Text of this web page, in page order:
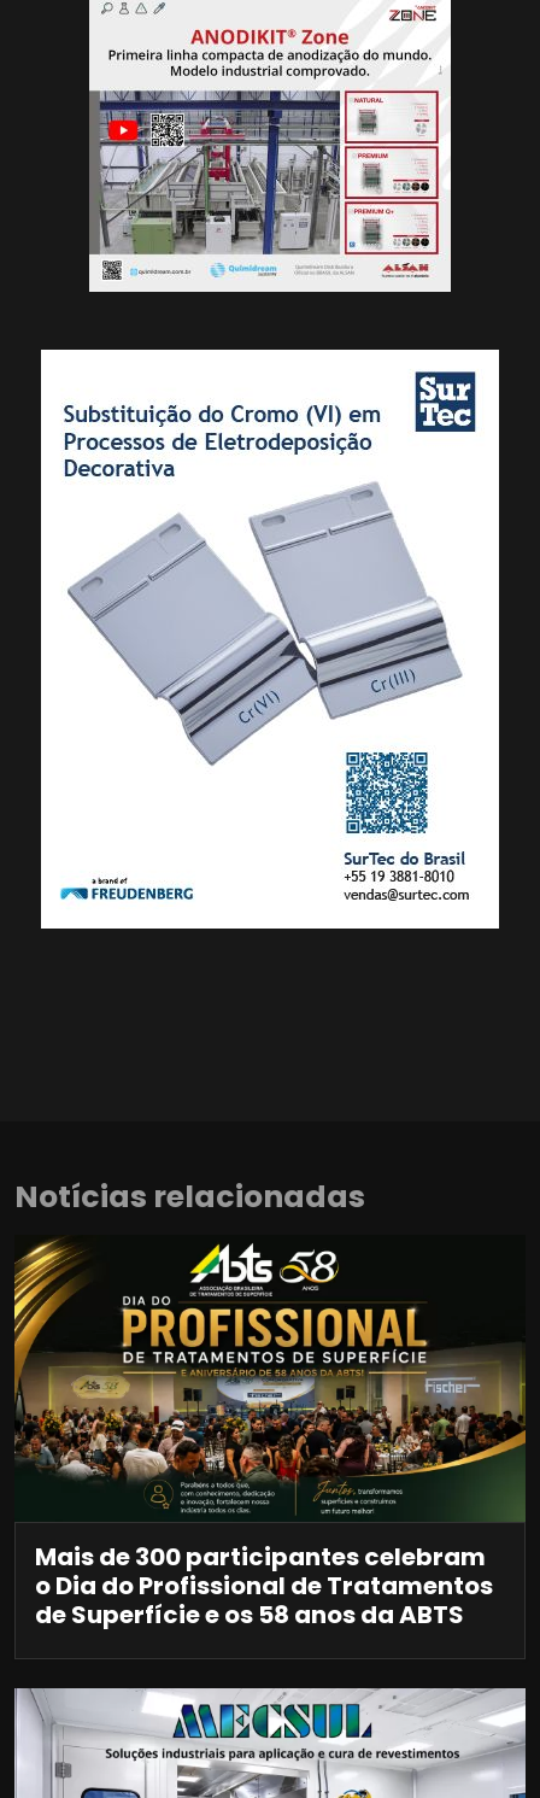
Notícias relacionadas
Mais de 300 participantes celebram
o Dia do Profissional de Tratamentos
de Superfície e os 58 anos da ABTS